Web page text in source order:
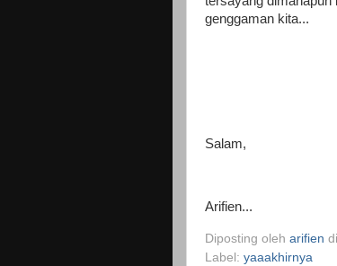
genggaman kita...
Salam,
Arifien...
Diposting oleh arifien di
Label: yaaakhirnya